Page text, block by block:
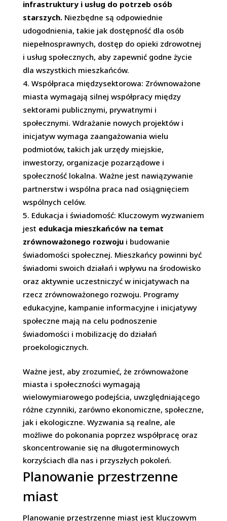
infrastruktury i usług do potrzeb osób
starszych.Niezbędne są odpowiednie
udogodnienia, takie jak dostępność dla osób
niepełnosprawnych, dostęp do opieki zdrowotnej
i usług społecznych, aby zapewnić godne życie
dla wszystkich mieszkańców.
Współpraca międzysektorowa: Zrównoważone
miasta wymagają silnej współpracy między
sektorami publicznymi, prywatnymi i
społecznymi. Wdrażanie nowych projektów i
inicjatyw wymaga zaangażowania wielu
podmiotów, takich jak urzędy miejskie,
inwestorzy, organizacje pozarządowe i
społeczność lokalna. Ważne jest nawiązywanie
partnerstw i wspólna praca nad osiągnięciem
wspólnych celów.
Edukacja i świadomość: Kluczowym wyzwaniem
jest edukacja mieszkańców na temat
zrównoważonego rozwojui budowanie
świadomości społecznej. Mieszkańcy powinni być
świadomi swoich działań i wpływu na środowisko
oraz aktywnie uczestniczyć w inicjatywach na
rzecz zrównoważonego rozwoju. Programy
edukacyjne, kampanie informacyjne i inicjatywy
społeczne mają na celu podnoszenie
świadomości i mobilizację do działań
proekologicznych.
Ważne jest, aby zrozumieć, że zrównoważone
miasta i społeczności wymagają
wielowymiarowego podejścia, uwzględniającego
różne czynniki, zarówno ekonomiczne, społeczne,
jak i ekologiczne. Wyzwania są realne, ale
możliwe do pokonania poprzez współpracę oraz
skoncentrowanie się na długoterminowych
korzyściach dla nas i przyszłych pokoleń.
Planowanie przestrzenne
miast
Planowanie przestrzenne miast jest kluczowym